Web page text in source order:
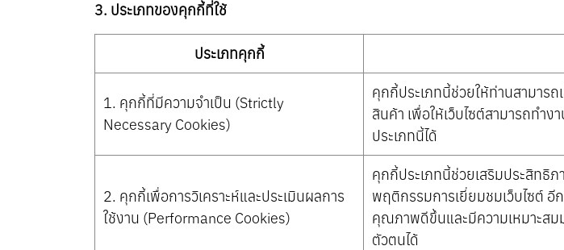
3. ประเภทของคุกกี้ที่ใช้
ประเภทคุกกี้
1. คุกกี้ที่มีความจำเป็น (Strictly
Necessary Cookies)
คุกกี้ประเภทนี้ช่วยให้ท่านสามารถ
สินค้า เพื่อให้เว็บไซต์สามารถทำ
ประเภทนี้ได้
2. คุกกี้เพื่อการวิเคราะห์และประเมินผลการ
ใช้งาน (Performance Cookies)
คุกกี้ประเภทนี้ช่วยเสริมประสิทธิ
พฤติกรรมการเยี่ยมชมเว็บไซต์
คุณภาพดีขึ้นและมีความเหมาะสม
ตัวตนได้